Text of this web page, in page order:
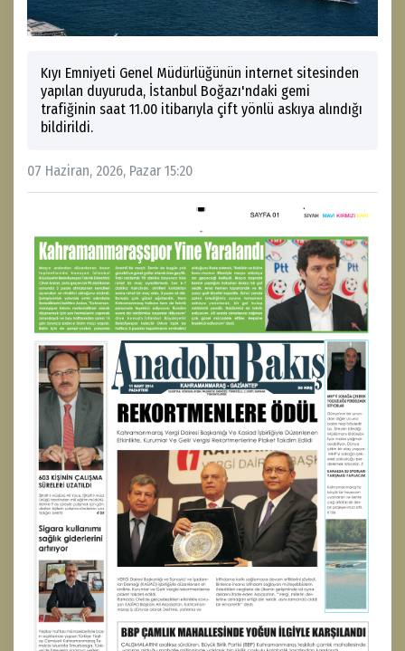
Kıyı Emniyeti Genel Müdürlüğünün internet sitesinden
yapılan duyuruda, İstanbul Boğazı'ndaki gemi
trafiğinin saat 11.00 itibarıyla çift yönlü askıya alındığı
bildirildi.
07 Haziran, 2026, Pazar 15:20